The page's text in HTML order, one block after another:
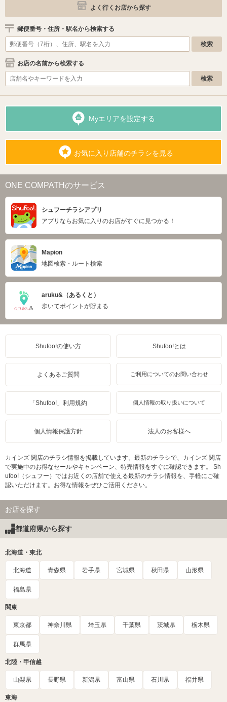
よく行くお店から探す
郵便番号・住所・駅名から検索する
お店の名前から検索する
Myエリアを設定する
お気に入り店舗のチラシを見る
ONE COMPATHのサービス
シュフーチラシアプリ
アプリならお気に入りのお店がすぐに見つかる！
Mapion
地図検索・ルート検索
aruku&（あるくと）
歩いてポイントが貯まる
Shufoo!の使い方 Shufoo!とは
よくあるご質問 ご利用についてのお問い合わせ
「Shufoo!」利用規約 個人情報の取り扱いについて
個人情報保護方針 法人のお客様へ
カインズ 関店のチラシ情報を掲載しています。最新のチラシで、カインズ 関店
で実施中のお得なセールやキャンペーン、特売情報をすぐに確認できます。 Sh
ufoo!（シュフー）ではお近くの店舗で使える最新のチラシ情報を、手軽にご確
認いただけます。お得な情報をぜひご活用ください。
お店を探す
都道府県から探す
北海道・東北
北海道 青森県 岩手県 宮城県 秋田県 山形県
福島県
関東
東京都 神奈川県 埼玉県 千葉県 茨城県 栃木県
群馬県
北陸・甲信越
山梨県 長野県 新潟県 富山県 石川県 福井県
東海